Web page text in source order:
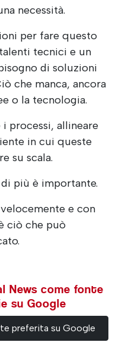
necessità.
per fare questo
tecnici e un
di soluzioni
che manca, ancora
o la tecnologia.
i processi, allineare
in cui queste
su scala.
più è importante.
e con
ciò che può
News come fonte
su Google
preferita su Google